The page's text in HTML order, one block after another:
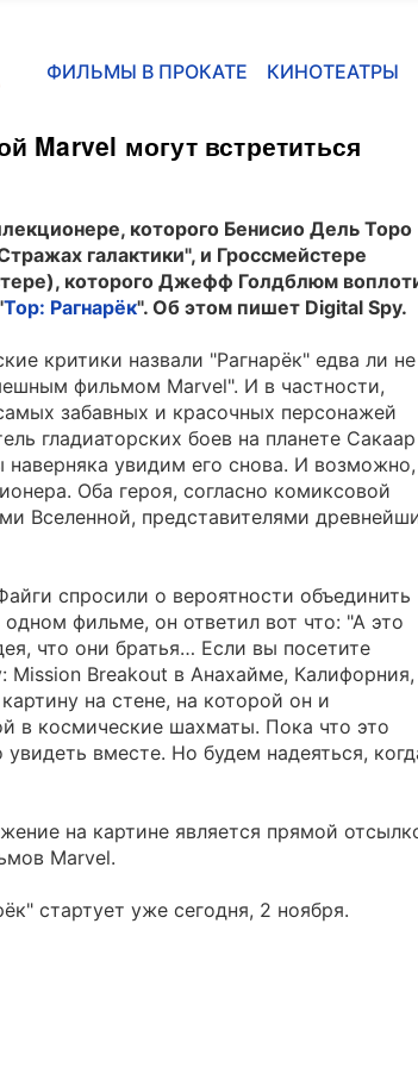
ФИЛЬМЫ В ПРОКАТЕ КИНОТЕАТРЫ
Marvel могут встретиться
которого Бенисио Дель Торо
галактики", и Гроссмейстере
которого Джефф Голдблюм
Тор: Рагнарёк". Об этом пишет Digital Spy.
критики назвали "Рагнарёк" едва ли не
фильмом Marvel". И в частности,
забавных и красочных персонажей
гладиаторских боев на планете Сакаар
увидим его снова. И
Оба героя, согласно комиксовой
Вселенной, представителями
спросили о вероятности объединить
фильме, он ответил вот что: "А это
что они братья… Если вы посетите
Mission Breakout в Анахайме, Калифорния,
на стене, на которой он и
в космические шахматы. Пока что это
вместе. Но будем надеяться,
на картине является прямой
Marvel.
стартует уже сегодня, 2 ноября.